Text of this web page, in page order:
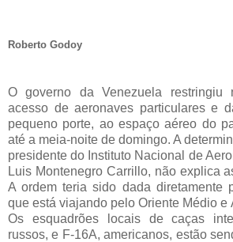
Roberto Godoy
O governo da Venezuela restringiu
acesso de aeronaves particulares e
pequeno porte, ao espaço aéreo do
até a meia-noite de domingo. A
presidente do Instituto Nacional de
Luis Montenegro Carrillo, não explica
A ordem teria sido dada diretamente
que está viajando pelo Oriente Médio e
Os esquadrões locais de caças
russos, e F-16A, americanos, estão